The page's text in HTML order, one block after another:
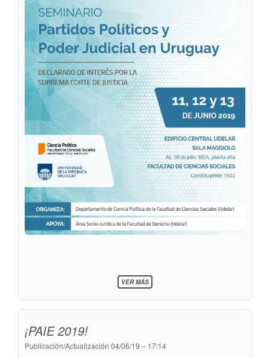
DE
DERECHO
VER MÁSSOBRE
SEMINARIO:
EN
¡PAIE 2019!
Publicación/Actualización 04/06/19 – 17:14